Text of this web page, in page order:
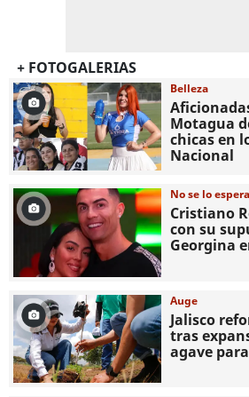
+ FOTOGALERIAS
Belleza
Motagua
chicas en
Nacional
No se lo
Cristiano
con su
Georgina
Auge
Jalisco
tras
agave